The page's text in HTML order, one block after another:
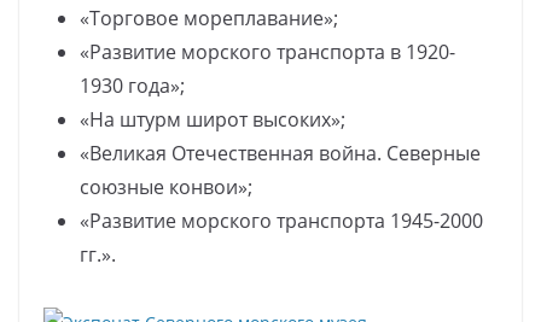
«Торговое мореплавание»;
«Развитие морского транспорта в 1920-
1930 года»;
«На штурм широт высоких»;
«Великая Отечественная война. Северные
союзные конвои»;
«Развитие морского транспорта 1945-2000
гг.».